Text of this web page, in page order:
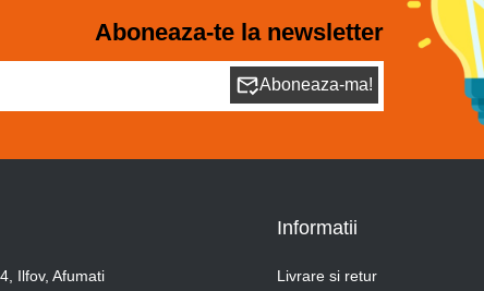
Aboneaza-te la newsletter
Aboneaza-ma!
Ilfov, Afumati
Informatii
Livrare si retur